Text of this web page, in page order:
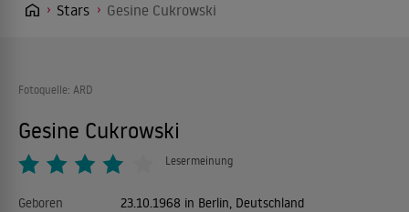
Stars Gesine Cukrowski
Fotoquelle: ARD
Gesine Cukrowski
Lesermeinung
Geboren
23.10.1968 in Berlin, Deutschland